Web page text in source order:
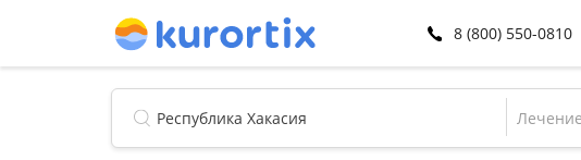
8 (800) 550-0810
Лечение